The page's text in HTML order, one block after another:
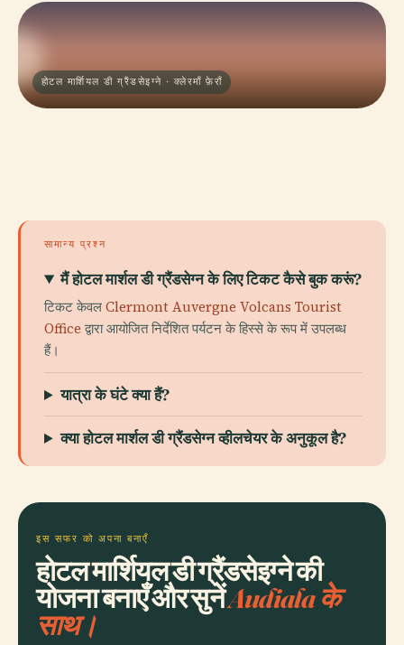
होटल मार्शियल डी ग्रैंडसेइग्ने · क्लेरमाँ फ़ेराँ
सामान्य प्रश्न
मैं होटल मार्शल डी ग्रैंडसेग्न के लिए टिकट कैसे बुक करूं?
टिकट केवलClermont Auvergne Volcans Tourist
Officeद्वारा आयोजित निर्देशित पर्यटन के हिस्से के रूप में उपलब्ध
हैं।
यात्रा के घंटे क्या हैं?
क्या होटल मार्शल डी ग्रैंडसेग्न व्हीलचेयर के अनुकूल है?
इस सफर को अपना बनाएँ
होटल मार्शियल डी ग्रैंडसेइग्ने की
योजना बनाएँ और सुनेंAudiala के
साथ।